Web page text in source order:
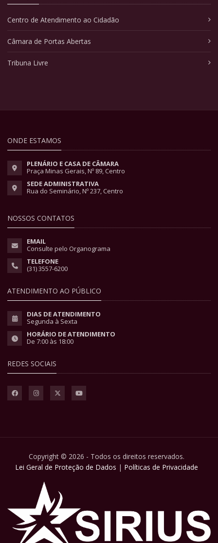
Centro de Atendimento ao Cidadão
Câmara de Portas Abertas
Tribuna Livre
ONDE ESTAMOS
PLENÁRIO E CASA DE CÂMARA
Praça Minas Gerais, Nº 89, Centro
SEDE ADMINISTRATIVA
Rua do Seminário, Nº 237, Centro
NOSSOS CONTATOS
EMAIL
Consulte pelo Organograma
TELEFONE
(31) 3557-6200
ATENDIMENTO AO PÚBLICO
DIAS DE ATENDIMENTO
Segunda à Sexta
HORÁRIO DE ATENDIMENTO
De 7:00 às 18:00
REDES SOCIAIS
Copyright © 2026 - Todos os direitos reservados.
Lei Geral de Proteção de Dados | Políticas de Privacidade